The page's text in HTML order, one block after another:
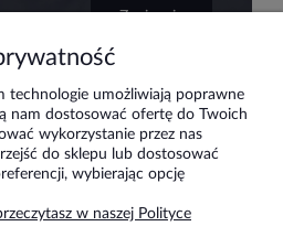
zapisz się
Pomoc
technologie umożliwiają poprawne
nam dostosować ofertę do Twoich
wykorzystanie przez nas
do sklepu lub dostosować
wybierając opcję
w naszej Polityce